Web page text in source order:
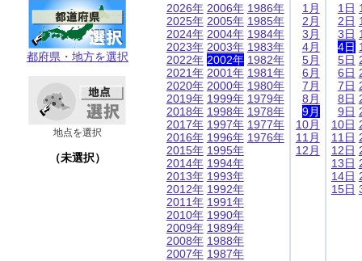
都府県・地方を選択
地点を選択
（未選択）
2026年
2025年
2024年
2023年
2022年
2021年
2020年
2019年
2018年
2017年
2016年
2015年
2014年
2013年
2012年
2011年
2010年
2009年
2008年
2007年
2006年
2005年
2004年
2003年
2002年
2001年
2000年
1999年
1998年
1997年
1996年
1995年
1994年
1993年
1992年
1991年
1990年
1989年
1988年
1987年
1986年
1985年
1984年
1983年
1982年
1981年
1980年
1979年
1978年
1977年
1976年
1月
2月
3月
4月
5月
6月
7月
8月
9月
10月
11月
12月
1日
2日
3日
4日
5日
6日
7日
8日
9日
10日
11日
12日
13日
14日
15日